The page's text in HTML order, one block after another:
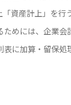
「資産計上」を行
ためには、企業会
表に加算・留保